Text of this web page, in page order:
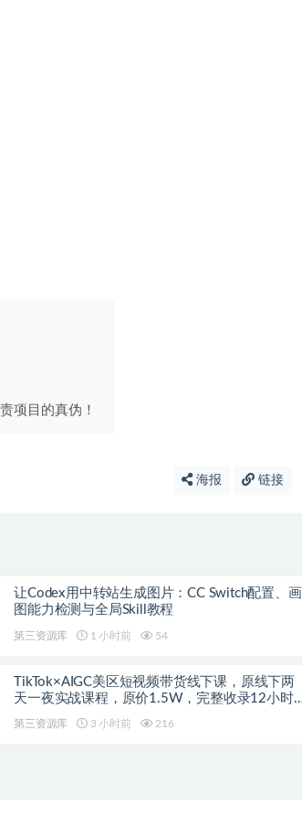
项目的真伪！
海报 链接
让Codex用中转站生成图片：CC Switch配置、画
图能力检测与全局Skill教程
第三资源库 1 小时前 54
TikTok×AIGC美区短视频带货线下课，原线下两
天一夜实战课程，原价1.5W，完整收录12小时
第三资源库 3 小时前 216